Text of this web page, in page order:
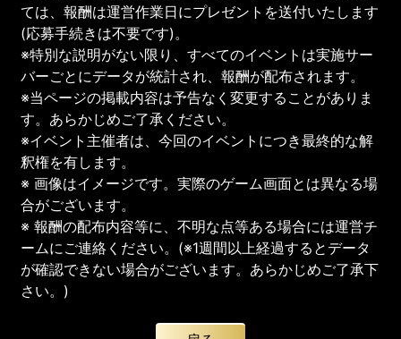
ては、報酬は運営作業日にプレゼントを送付いたします
(応募手続きは不要です)。
※特別な説明がない限り、すべてのイベントは実施サー
バーごとにデータが統計され、報酬が配布されます。
※当ページの掲載内容は予告なく変更することがありま
す。あらかじめご了承ください。
※イベント主催者は、今回のイベントにつき最終的な解
釈権を有します。
※ 画像はイメージです。実際のゲーム画面とは異なる場
合がございます。
※ 報酬の配布内容等に、不明な点等ある場合には運営チ
ームにご連絡ください。(※1週間以上経過するとデータ
が確認できない場合がございます。あらかじめご了承下
さい。)